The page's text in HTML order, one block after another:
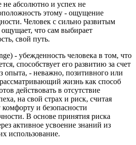
не абсолютно и успех не
этому - ощущение
Человек с сильно развитым
что сам выбирает
свой путь.
- убежденность человека в том, что
способствует его развитию за счет
опыта, - неважно, позитивного или
жизнь как способ
действовать в отсутствие
на свой страх и риск, считая
и безопасности
В основе принятия риска
активное усвоение знаний из
использование.